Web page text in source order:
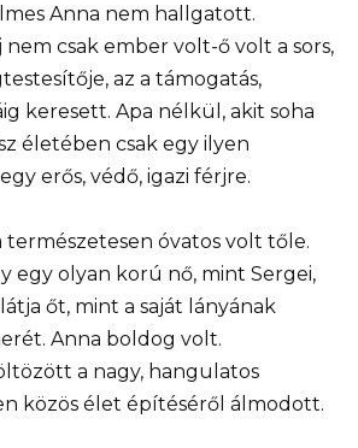
Anna nem hallgatott.
nem csak ember volt-ő volt a sors,
az a támogatás,
keresett. Apa nélkül, akit soha
életében csak egy ilyen
erős, védő, igazi férjre.
természetesen óvatos volt tőle.
egy olyan korú nő, mint Sergei,
őt, mint a saját lányának
Anna boldog volt.
a nagy, hangulatos
közös élet építéséről álmodott.